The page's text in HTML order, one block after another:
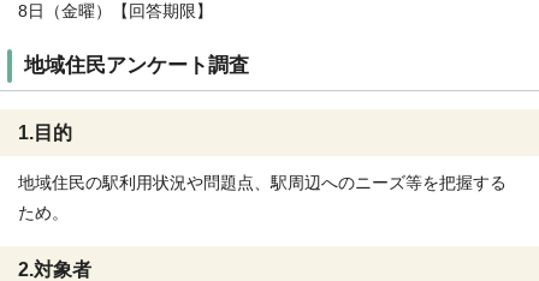
8日（金曜）【回答期限】
地域住民アンケート調査
1.目的
地域住民の駅利用状況や問題点、駅周辺へのニーズ等を把握する
ため。
2.対象者